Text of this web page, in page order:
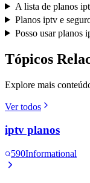
A lista de planos
Planos iptv e
Posso usar planos
Tópicos
Explore mais
Ver todos
iptv planos
590Informational